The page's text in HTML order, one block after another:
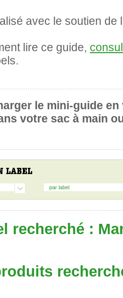
avec le soutien de
lire ce guide,
le mini-guide
votre sac à main
par label
recherché :